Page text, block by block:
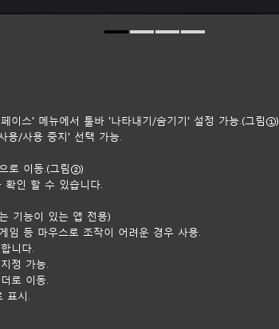
이스' 메뉴에서 툴바 '나타내기/숨기기' 설정 가능.(그림①)
용/사용 중지' 선택 가능.
로 이동.(그림②)
확인 할 수 있습니다.
기능이 있는 앱 전용)
임 등 마우스로 조작이 어려운 경우 사용.
니다.
정 가능.
로 이동.
표시.